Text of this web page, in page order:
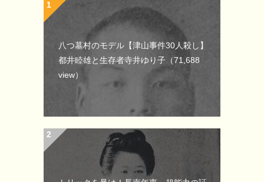
八つ墓村のモデル【津山事件30人殺し】
都井睦雄と生存者寺井ゆり子 （71,688
view）